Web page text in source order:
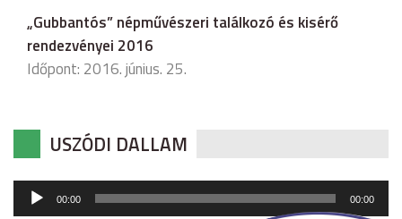
„Gubbantós” népművészeri találkozó és kisérő
rendezvényei 2016
Időpont: 2016. június. 25.
USZÓDI DALLAM
Audió
00:00 00:00